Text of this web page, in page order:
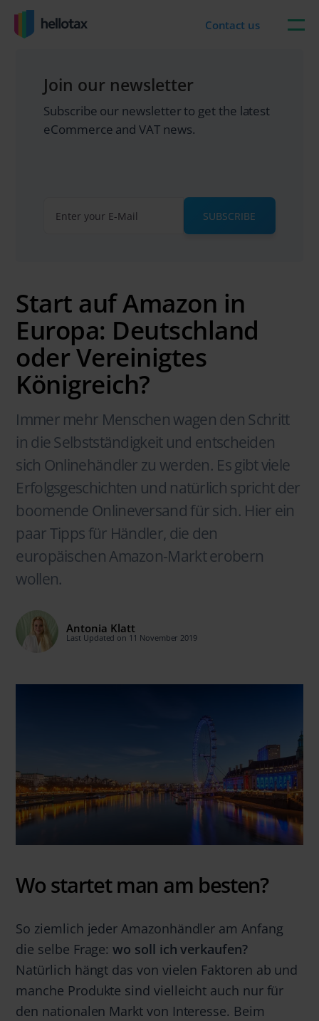
content
Contact us
Join our newsletter
Subscribe our newsletter to get the latest
eCommerce and VAT news.
SUBSCRIBE
Start auf Amazon in
Europa: Deutschland
oder Vereinigtes
Königreich?
Immer mehr Menschen wagen den Schritt
in die Selbstständigkeit und entscheiden
sich Onlinehändler zu werden. Es gibt viele
Erfolgsgeschichten und natürlich spricht der
boomende Onlineversand für sich. Hier ein
paar Tipps für Händler, die den
europäischen Amazon-Markt erobern
wollen.
Antonia Klatt
Last Updated on 11 November 2019
Wo startet man am besten?
So ziemlich jeder Amazonhändler am Anfang
die selbe Frage:wo soll ich verkaufen?
Natürlich hängt das von vielen Faktoren ab und
manche Produkte sind vielleicht auch nur für
den nationalen Markt von Interesse. Beim